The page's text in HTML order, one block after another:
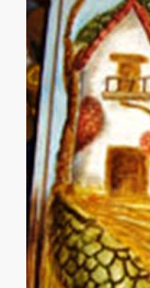
LIBRES
POESÍA
EROTICA ,
,